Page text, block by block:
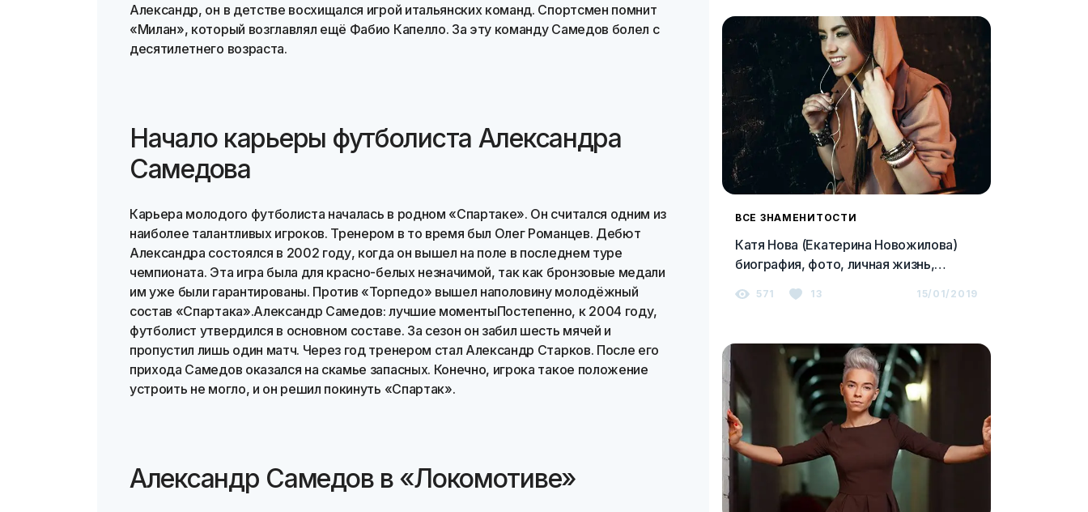
Александр, он в детстве восхищался игрой итальянских команд. Спортсмен помнит
«Милан», который возглавлял ещё Фабио Капелло. За эту команду Самедов болел с
десятилетнего возраста.
Начало карьеры футболиста Александра
Самедова
Карьера молодого футболиста началась в родном «Спартаке». Он считался одним из
наиболее талантливых игроков. Тренером в то время был Олег Романцев. Дебют
Александра состоялся в 2002 году, когда он вышел на поле в последнем туре
чемпионата. Эта игра была для красно-белых незначимой, так как бронзовые медали
им уже были гарантированы. Против «Торпедо» вышел наполовину молодёжный
состав «Спартака».Александр Самедов: лучшие моментыПостепенно, к 2004 году,
футболист утвердился в основном составе. За сезон он забил шесть мячей и
пропустил лишь один матч. Через год тренером стал Александр Старков. После его
прихода Самедов оказался на скамье запасных. Конечно, игрока такое положение
устроить не могло, и он решил покинуть «Спартак».
Александр Самедов в «Локомотиве»
ВСЕ ЗНАМЕНИТОСТИ
Катя Нова (Екатерина Новожилова)
биография, фото, личная жизнь,
571 13 15/01/2019